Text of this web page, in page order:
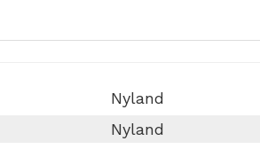
Nyland
Nyland